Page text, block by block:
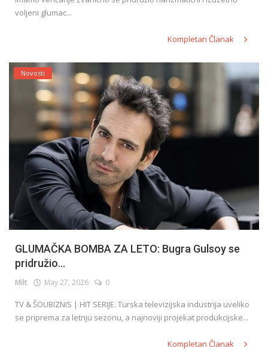
voljeni glumac...
Kompletan Članak
Novosti
GLUMAČKA BOMBA ZA LETO: Bugra Gulsoy se
pridružio...
Milt May 27, 2026 0
TV & ŠOUBIZNIS | HIT SERIJE. Turska televizijska industrija uveliko
se priprema za letnju sezonu, a najnoviji projekat produkcijske...
Kompletan Članak